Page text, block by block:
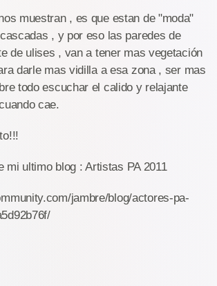
muestran , es que estan de "moda"
, y por eso las paredes de
de ulises , van a tener mas vegetación
darle mas vidilla a esa zona , ser mas
todo escuchar el calido y relajante
cae.
mi ultimo blog : Artistas PA 2011
jambre/blog/actores-pa-